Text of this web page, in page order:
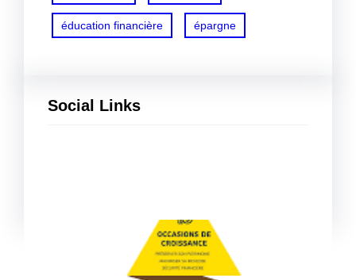
éducation financière épargne
Social Links